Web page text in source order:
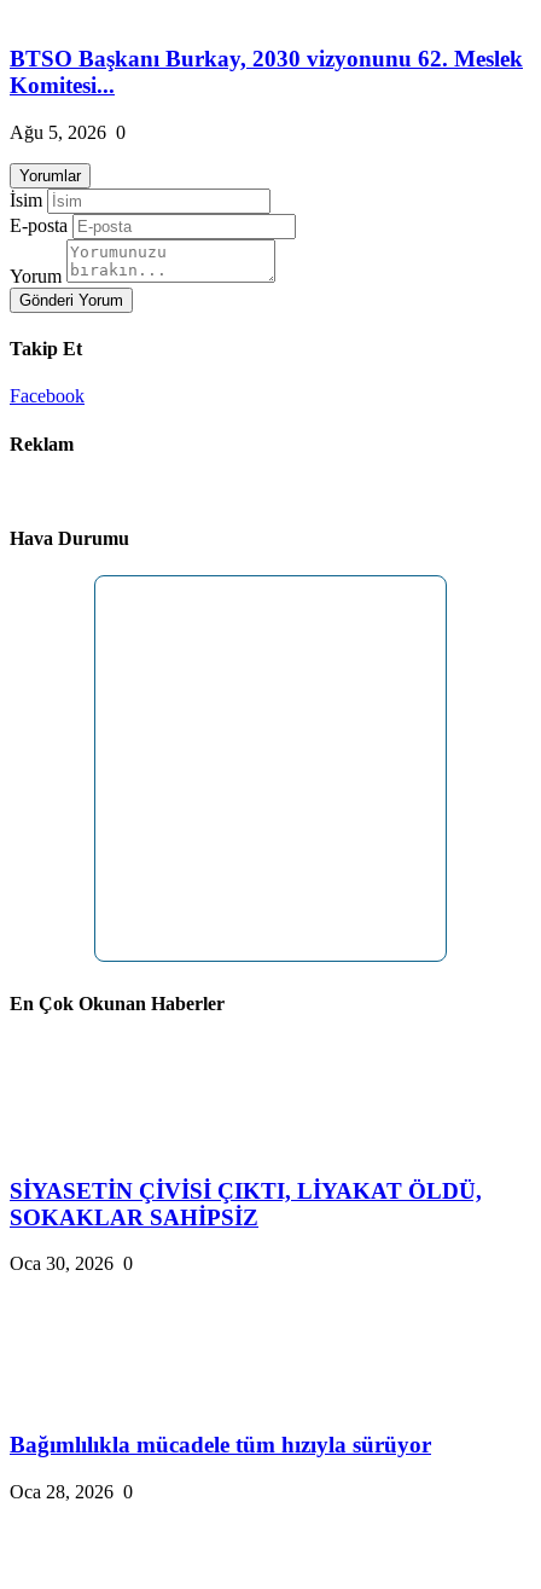
BTSO Başkanı Burkay, 2030 vizyonunu 62. Meslek
Komitesi...
Ağu 5, 2026 0
Yorumlar
İsim
E-posta
Yorum
Gönderi Yorum
Takip Et
Facebook
Reklam
Hava Durumu
En Çok Okunan Haberler
SİYASETİN ÇİVİSİ ÇIKTI, LİYAKAT ÖLDÜ,
SOKAKLAR SAHİPSİZ
Oca 30, 2026 0
Bağımlılıkla mücadele tüm hızıyla sürüyor
Oca 28, 2026 0